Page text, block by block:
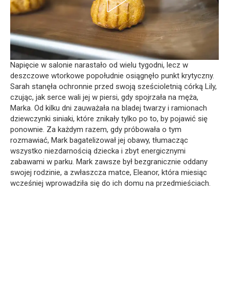
Napięcie w salonie narastało od wielu tygodni, lecz w
deszczowe wtorkowe popołudnie osiągnęło punkt krytyczny.
Sarah stanęła ochronnie przed swoją sześcioletnią córką Lily,
czując, jak serce wali jej w piersi, gdy spojrzała na męża,
Marka. Od kilku dni zauważała na bladej twarzy i ramionach
dziewczynki siniaki, które znikały tylko po to, by pojawić się
ponownie. Za każdym razem, gdy próbowała o tym
rozmawiać, Mark bagatelizował jej obawy, tłumacząc
wszystko niezdarnością dziecka i zbyt energicznymi
zabawami w parku. Mark zawsze był bezgranicznie oddany
swojej rodzinie, a zwłaszcza matce, Eleanor, która miesiąc
wcześniej wprowadziła się do ich domu na przedmieściach.